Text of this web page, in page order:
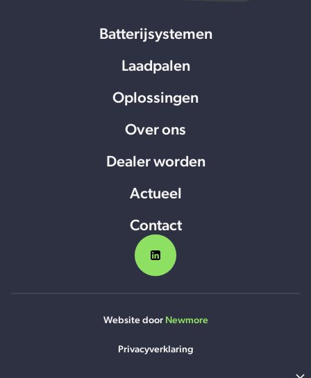
Batterijsystemen
Laadpalen
Oplossingen
Over ons
Dealer worden
Actueel
Contact
Website door Newmore
Privacyverklaring